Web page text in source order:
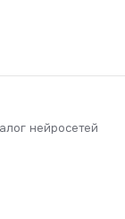
нейросетей